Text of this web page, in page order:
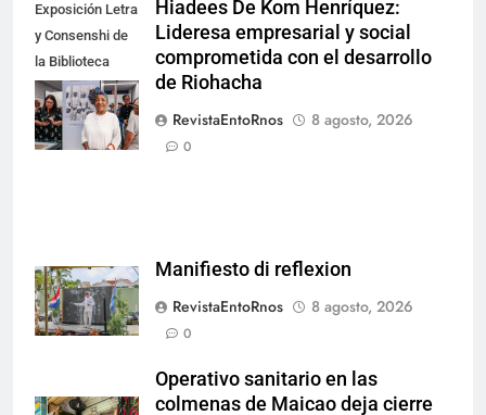
Exposición Letra
y Consenshi de
la Biblioteca
Nacional de
Aruba en San
Nicolás.
Hiadees De Kom Henríquez:
Lideresa empresarial y social
comprometida con el desarrollo
de Riohacha
RevistaEntoRnos
8 agosto, 2026
0
Manifiesto di reflexion
RevistaEntoRnos
8 agosto, 2026
0
Operativo sanitario en las
colmenas de Maicao deja cierre